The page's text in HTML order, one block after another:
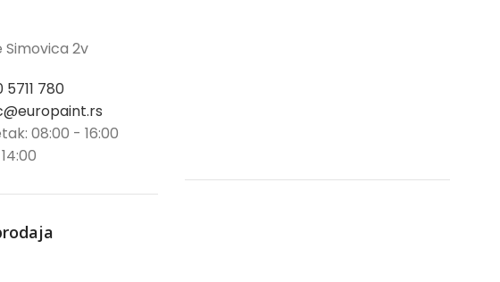
2v
5711 780
08:00 - 16:00